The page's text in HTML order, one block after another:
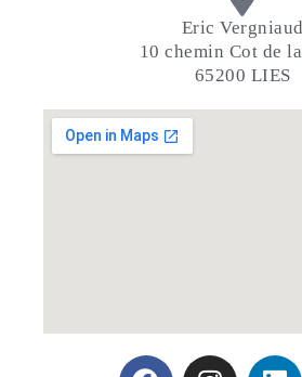
Eric Vergniaud
10 chemin Cot de
65200 LIES